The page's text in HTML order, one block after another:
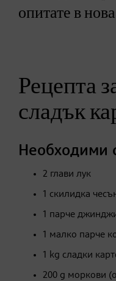
опитате в
Рецепта
сладък
Необходими
2 глави лук
1 скилидка
1 парче
1 малко парче
1 kg сладки
200 g моркови